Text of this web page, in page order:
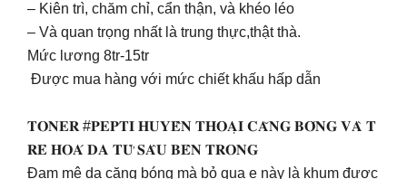
– Kiên trì, chăm chỉ, cẩn thận, và khéo léo
– Và quan trọng nhất là trung thực,thật thà.
Mức lương 8tr-15tr
Được mua hàng với mức chiết khấu hấp dẫn
𝐓𝐎𝐍𝐄𝐑 #𝐏𝐄𝐏𝐓𝐈 𝐇𝐔𝐘𝐄̂̀𝐍 𝐓𝐇𝐎𝐀̣𝐈 𝐂𝐀̆𝐍𝐆 𝐁𝐎́𝐍𝐆 𝐕𝐀̀ 𝐓
𝐑𝐄̉ 𝐇𝐎𝐀́ 𝐃𝐀 𝐓𝐔̛̀ 𝐒𝐀̂𝐔 𝐁𝐄̂𝐍 𝐓𝐑𝐎𝐍𝐆
Đam mê da căng bóng mà bỏ qua e này là khum được